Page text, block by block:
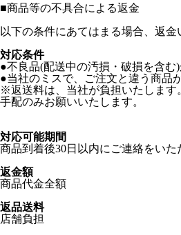
■商品等の不具合による返金
以下の条件にあてはまる場合、返金
対応条件
●不良品(配送中の汚損・破損を含む)
●当社のミスで、ご注文と違う商品
※返送料は、当社が負担いたします
手配のみお願いいたします。
対応可能期間
商品到着後30日以内にご連絡をいた
返金額
商品代金全額
返品送料
店舗負担